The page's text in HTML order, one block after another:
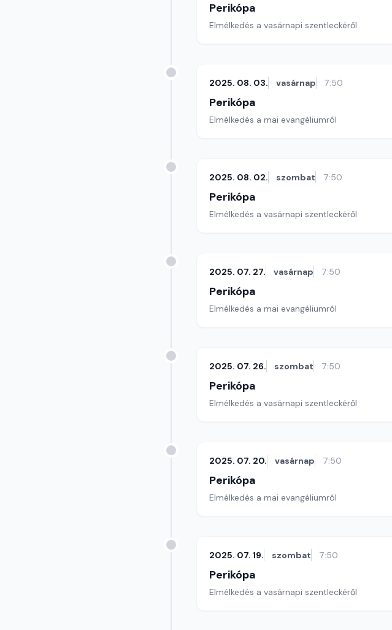
Perikópa
Elmélkedés a vasárnapi szentleckéről
2025. 08. 03. vasárnap 7:50
Perikópa
Elmélkedés a mai evangéliumról
2025. 08. 02. szombat 7:50
Perikópa
Elmélkedés a vasárnapi szentleckéről
2025. 07. 27. vasárnap 7:50
Perikópa
Elmélkedés a mai evangéliumról
2025. 07. 26. szombat 7:50
Perikópa
Elmélkedés a vasárnapi szentleckéről
2025. 07. 20. vasárnap 7:50
Perikópa
Elmélkedés a mai evangéliumról
2025. 07. 19. szombat 7:50
Perikópa
Elmélkedés a vasárnapi szentleckéről